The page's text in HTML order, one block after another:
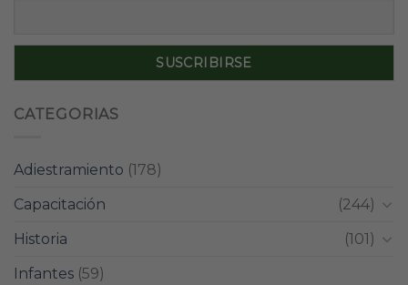
CATEGORIAS
Adiestramiento (178)
Capacitación
(244)
Historia
(101)
Infantes (59)